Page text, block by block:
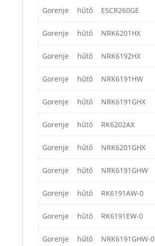
Gorenje hűtő ESCR260GE
Gorenje hűtő NRK6201HX
Gorenje hűtő NRK6192HX
Gorenje hűtő NRK6191HW
Gorenje hűtő NRK6191GHX
Gorenje hűtő RK6202AX
Gorenje hűtő NRK6201GHX
Gorenje hűtő NRK6191GHW
Gorenje hűtő RK6191AW-0
Gorenje hűtő RK6191EW-0
Gorenje hűtő NRK6191GHW-0